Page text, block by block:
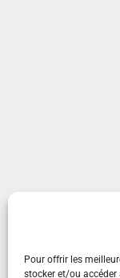
Pour offrir les
stocker et/ou